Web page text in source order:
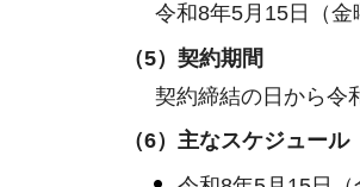
令和8年5月15日（
（5）契約期間
契約締結の日から令
（6）主なスケジュール